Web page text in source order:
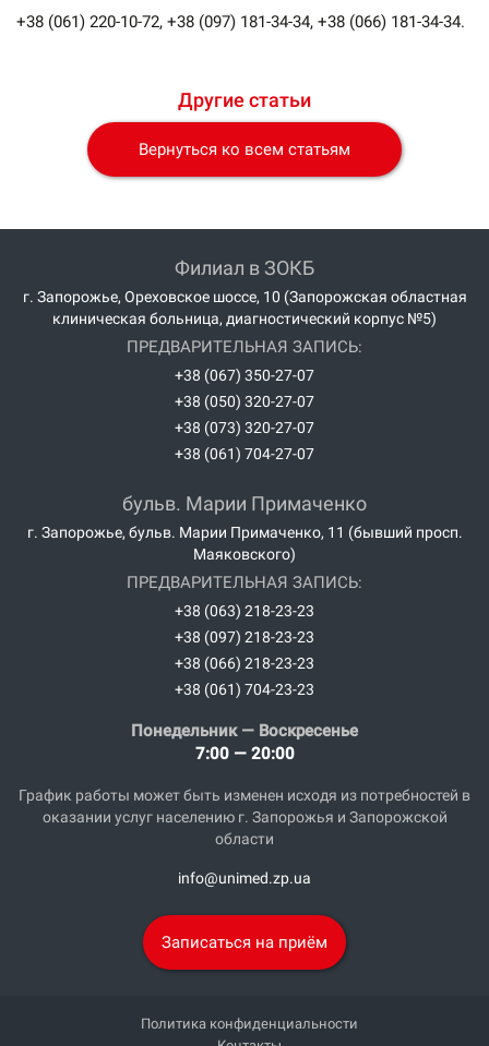
+38 (061) 220-10-72, +38 (097) 181-34-34, +38 (066) 181-34-34.
Другие статьи
Вернуться ко всем статьям
Понедельник — Воскресенье
7:00 — 20:00
График работы может быть изменен исходя из потребностей в
оказании услуг населению г. Запорожья и Запорожской
области
info@unimed.zp.ua
Записаться на приём
Филиал в ЗОКБ
г. Запорожье, Ореховское шоссе, 10 (Запорожская областная
клиническая больница, диагностический корпус №5)
ПРЕДВАРИТЕЛЬНАЯ ЗАПИСЬ:
+38 (067) 350-27-07
+38 (050) 320-27-07
+38 (073) 320-27-07
+38 (061) 704-27-07
бульв. Марии Примаченко
г. Запорожье, бульв. Марии Примаченко, 11 (бывший просп.
Маяковского)
ПРЕДВАРИТЕЛЬНАЯ ЗАПИСЬ:
+38 (063) 218-23-23
+38 (097) 218-23-23
+38 (066) 218-23-23
+38 (061) 704-23-23
Политика конфиденциальности